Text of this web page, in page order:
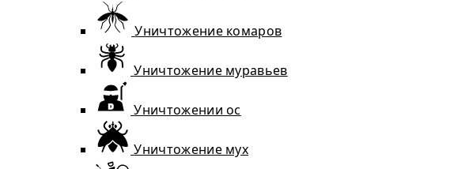
Уничтожение комаров
Уничтожение муравьев
Уничтожении ос
Уничтожение мух